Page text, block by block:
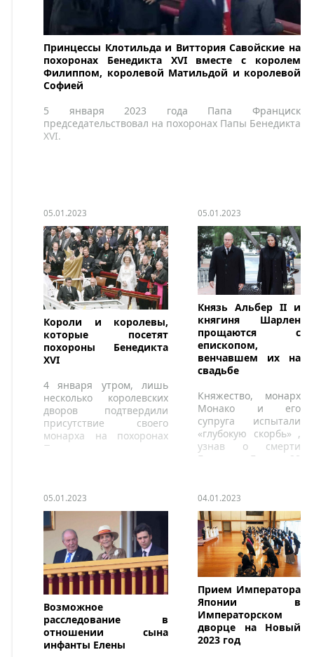
Принцессы Клотильда и Виттория Савойские на
похоронах Бенедикта XVI вместе с королем
Филиппом, королевой Матильдой и королевой
Софией
5 января 2023 года Папа Франциск
председательствовал на похоронах Папы Бенедикта
XVI.
05.01.2023
Короли и королевы,
которые посетят
похороны Бенедикта
XVI
4 января утром, лишь
несколько королевских
дворов подтвердили
присутствие своего
монарха на похоронах
Папы римского
05.01.2023
Князь Альбер II и
княгиня Шарлен
прощаются с
епископом,
венчавшем их на
свадьбе
Княжество, монарх
Монако и его
супруга испытали
«глубокую скорбь» ,
узнав о смерти
Бернара Барси 28
05.01.2023
Возможное
расследование в
отношении сына
инфанты Елены
04.01.2023
Прием Императора
Японии в
Императорском
дворце на Новый
2023 год